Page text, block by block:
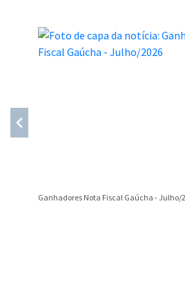
Ganhadores Nota Fiscal Gaúcha - Julho/